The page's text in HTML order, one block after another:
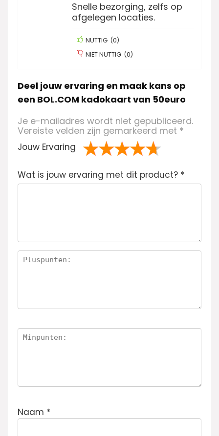
Snelle bezorging, zelfs op
afgelegen locaties.
NUTTIG (0)
NIET NUTTIG (0)
Deel jouw ervaring en maak kans op
een BOL.COM kadokaart van 50euro
Je e-mailadres wordt niet gepubliceerd.
Vereiste velden zijn gemarkeerd met *
Jouw Ervaring
va
n
rre
n
de 5
sterren
sterren
sterren
sterren
Wat is jouw ervaring met dit product? *
Naam *